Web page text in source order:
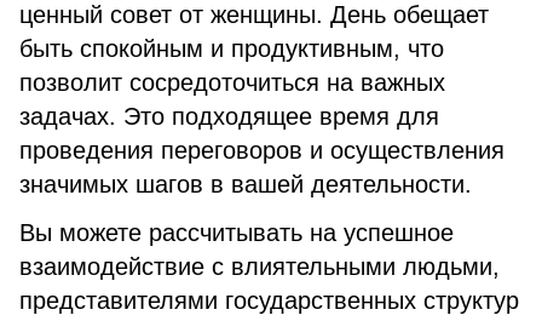
ценный совет от женщины. День обещает
быть спокойным и продуктивным, что
позволит сосредоточиться на важных
задачах. Это подходящее время для
проведения переговоров и осуществления
значимых шагов в вашей деятельности.
Вы можете рассчитывать на успешное
взаимодействие с влиятельными людьми,
представителями государственных структур